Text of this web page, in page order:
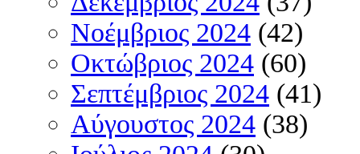
Νοέμβριος 2024 (42)
Οκτώβριος 2024 (60)
Σεπτέμβριος 2024 (41)
Αύγουστος 2024 (38)